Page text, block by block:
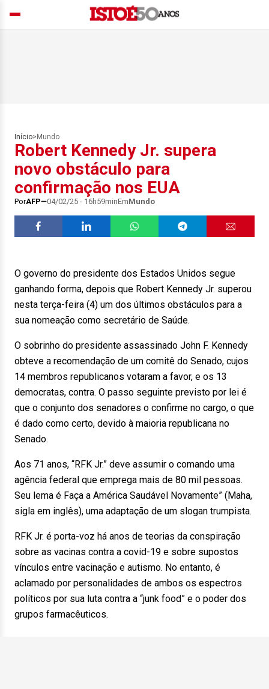
Início> Mundo
Robert Kennedy Jr. supera
novo obstáculo para
confirmação nos EUA
PorAFP 04/02/25 - 16h59minEmMundo
O governo do presidente dos Estados Unidos segue
ganhando forma, depois que Robert Kennedy Jr. superou
nesta terça-feira (4) um dos últimos obstáculos para a
sua nomeação como secretário de Saúde.
O sobrinho do presidente assassinado John F. Kennedy
obteve a recomendação de um comitê do Senado, cujos
14 membros republicanos votaram a favor, e os 13
democratas, contra. O passo seguinte previsto por lei é
que o conjunto dos senadores o confirme no cargo, o que
é dado como certo, devido à maioria republicana no
Senado.
Aos 71 anos, “RFK Jr.” deve assumir o comando uma
agência federal que emprega mais de 80 mil pessoas.
Seu lema é Faça a América Saudável Novamente” (Maha,
sigla em inglês), uma adaptação de um slogan trumpista.
RFK Jr. é porta-voz há anos de teorias da conspiração
sobre as vacinas contra a covid-19 e sobre supostos
vínculos entre vacinação e autismo. No entanto, é
aclamado por personalidades de ambos os espectros
políticos por sua luta contra a “junk food” e o poder dos
grupos farmacêuticos.